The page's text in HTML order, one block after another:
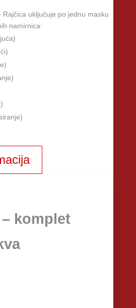
Rajčica uključuje po jednu masku
namirnica:
komplet